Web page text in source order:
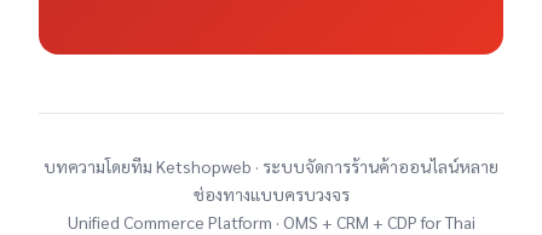
บทความโดยทีม Ketshopweb · ระบบจัดการร้านค้าออนไลน์หลาย
ช่องทางแบบครบวงจร
Unified Commerce Platform · OMS + CRM + CDP for Thai